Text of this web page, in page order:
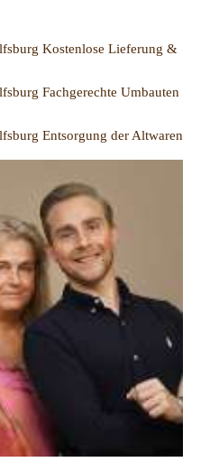
Kostenlose Lieferung &
Fachgerechte Umbauten
Entsorgung der Altwaren